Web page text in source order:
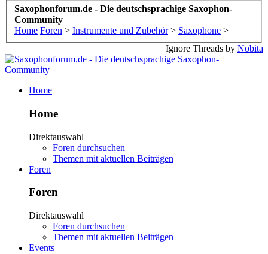
Saxophonforum.de - Die deutschsprachige Saxophon-
Community
Home Foren > Instrumente und Zubehör > Saxophone >
Ignore Threads by Nobita
Home
Home
Direktauswahl
Foren durchsuchen
Themen mit aktuellen Beiträgen
Foren
Foren
Direktauswahl
Foren durchsuchen
Themen mit aktuellen Beiträgen
Events